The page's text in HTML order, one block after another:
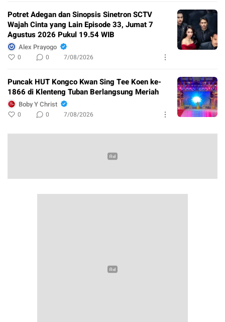
Potret Adegan dan Sinopsis Sinetron SCTV
Wajah Cinta yang Lain Episode 33, Jumat 7
Agustus 2026 Pukul 19.54 WIB
Alex Prayogo
0 0 7/08/2026
Puncak HUT Kongco Kwan Sing Tee Koen ke-
1866 di Klenteng Tuban Berlangsung Meriah
Boby Y Christ
0 0 7/08/2026